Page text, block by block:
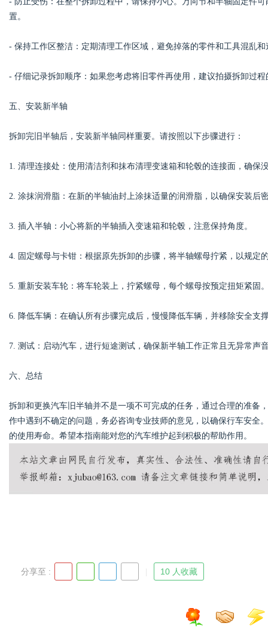
置。
- 保持工作区整洁：定期清理工作区域，避免掉落的零件和工具混乱和
- 仔细记录拆卸顺序：如果您考虑将旧零件再使用，建议拍摄拆卸过
五、安装新半轴
拆卸完旧半轴后，安装新半轴同样重要。请按照以下步骤进行：
1. 清理连接处：使用清洁剂和抹布清理变速箱和轮毂的连接面，确保
2. 涂抹润滑脂：在新的半轴油封上涂抹适量的润滑脂，以确保安装后
3. 插入半轴：小心将新的半轴插入变速箱和轮毂，注意保持角度。
4. 固定螺母与卡钳：根据原先拆卸的步骤，将半轴螺母拧紧，以规定
5. 重新安装车轮：将车轮装上，拧紧螺母，每个螺母按预定扭矩紧固
6. 降低车辆：在确认所有步骤完成后，慢慢降低车辆，并移除安全支
7. 测试：启动汽车，进行短途测试，确保新半轴工作正常且无异常声
六、总结
拆卸和更换汽车旧半轴并不是一项不可完成的任务，通过合理的准备
作中遇到不确定的问题，务必咨询专业技师的意见，以确保行车安全
的使用寿命。希望本指南能对您的汽车维护起到积极的帮助作用。
分享至 : 10 人收藏